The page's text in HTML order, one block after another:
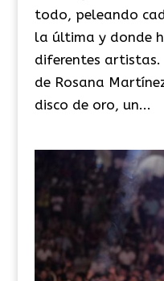
todo, peleando
la última y donde
diferentes
de Rosana
disco de oro, un...